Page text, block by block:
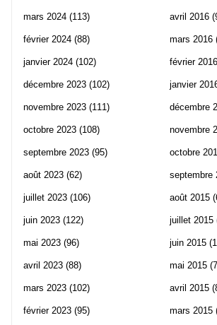
mars 2024 (113)
février 2024 (88)
janvier 2024 (102)
décembre 2023 (102)
novembre 2023 (111)
octobre 2023 (108)
septembre 2023 (95)
août 2023 (62)
juillet 2023 (106)
juin 2023 (122)
mai 2023 (96)
avril 2023 (88)
mars 2023 (102)
février 2023 (95)
avril 2016
mars 2016
février 2016
janvier
décembre
novembre
octobre
septembre
août 2015
juillet 2015
juin 2015
mai 2015
avril 2015
mars 2015